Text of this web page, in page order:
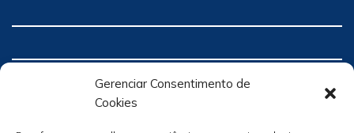
Gerenciar Consentimento de
Cookies